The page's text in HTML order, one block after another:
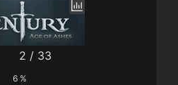
2 / 33
6 %